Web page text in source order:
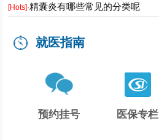
[Hots]·精囊炎有哪些常见的分类呢
就医指南
预约挂号 医保专栏